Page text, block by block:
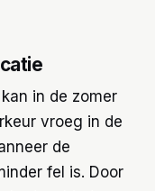
in de zomer
vroeg in de
de
fel is. Door